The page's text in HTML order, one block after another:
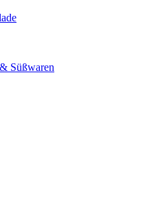
Süßwaren